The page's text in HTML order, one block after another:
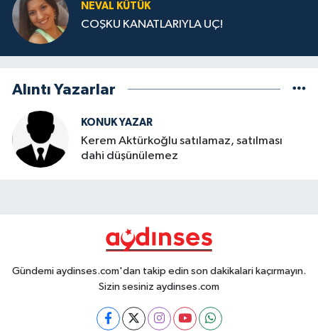
NEVAL KÜTÜK
COŞKU KANATLARIYLA UÇ!
Alıntı Yazarlar
KONUK YAZAR
Kerem Aktürkoğlu satılamaz, satılması
dahi düşünülemez
Gündemi aydinses.com'dan takip edin son dakikalari kaçırmayın.
Sizin sesiniz aydinses.com